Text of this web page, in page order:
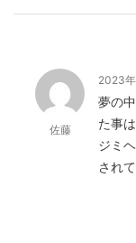
佐藤
2023
夢の
た事
ジミ
され